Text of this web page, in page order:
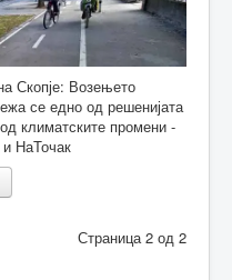
Скопје: Возењето
се едно од решенијата
климатските промени -
НаТочак
Страница 2 од 2